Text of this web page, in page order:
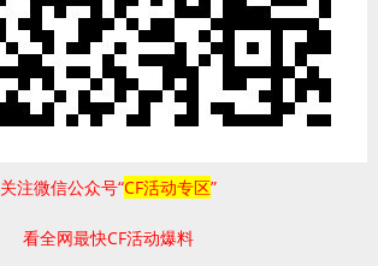
关注微信公众号“CF活动专区”
看全网最快CF活动爆料